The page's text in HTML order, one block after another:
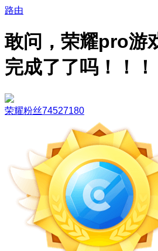
路由
敢问，荣耀pro游
完成了了吗！！！
荣耀粉丝74527180